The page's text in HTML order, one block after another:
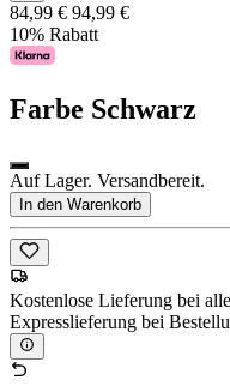
84,99 € 94,99 €
10% Rabatt
Farbe Schwarz
Auf Lager. Versandbereit.
In den Warenkorb
Kostenlose Lieferung bei
Expresslieferung bei